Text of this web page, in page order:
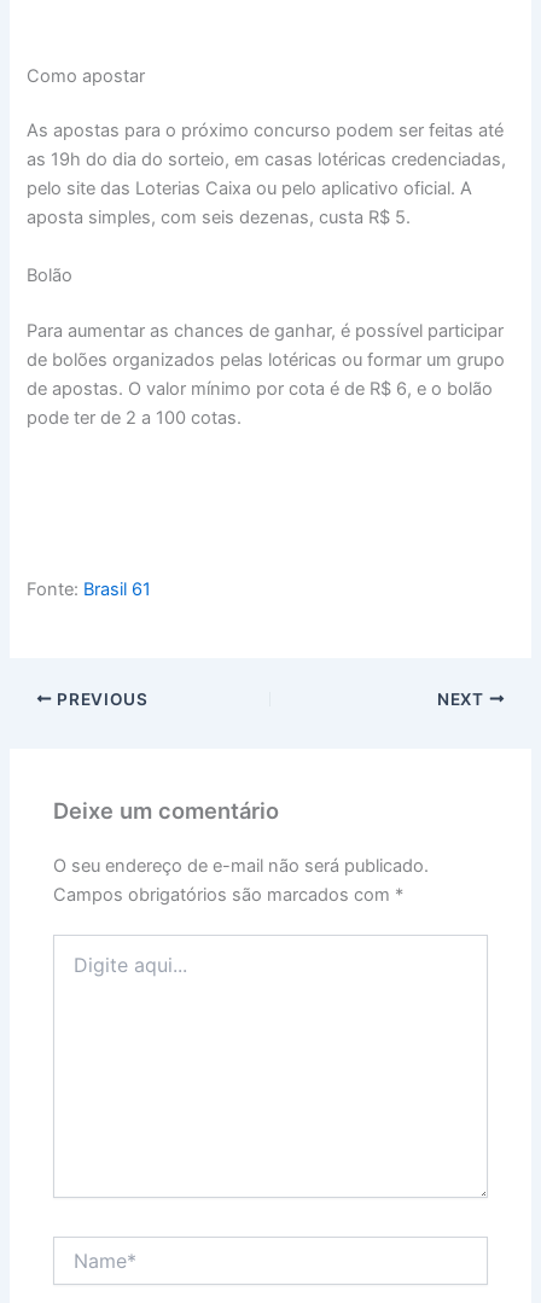
Como apostar
As apostas para o próximo concurso podem ser feitas até
as 19h do dia do sorteio, em casas lotéricas credenciadas,
pelo site das Loterias Caixa ou pelo aplicativo oficial. A
aposta simples, com seis dezenas, custa R$ 5.
Bolão
Para aumentar as chances de ganhar, é possível participar
de bolões organizados pelas lotéricas ou formar um grupo
de apostas. O valor mínimo por cota é de R$ 6, e o bolão
pode ter de 2 a 100 cotas.
Fonte: Brasil 61
PREVIOUS NEXT
Deixe um comentário
O seu endereço de e-mail não será publicado.
Campos obrigatórios são marcados com *
aqui...